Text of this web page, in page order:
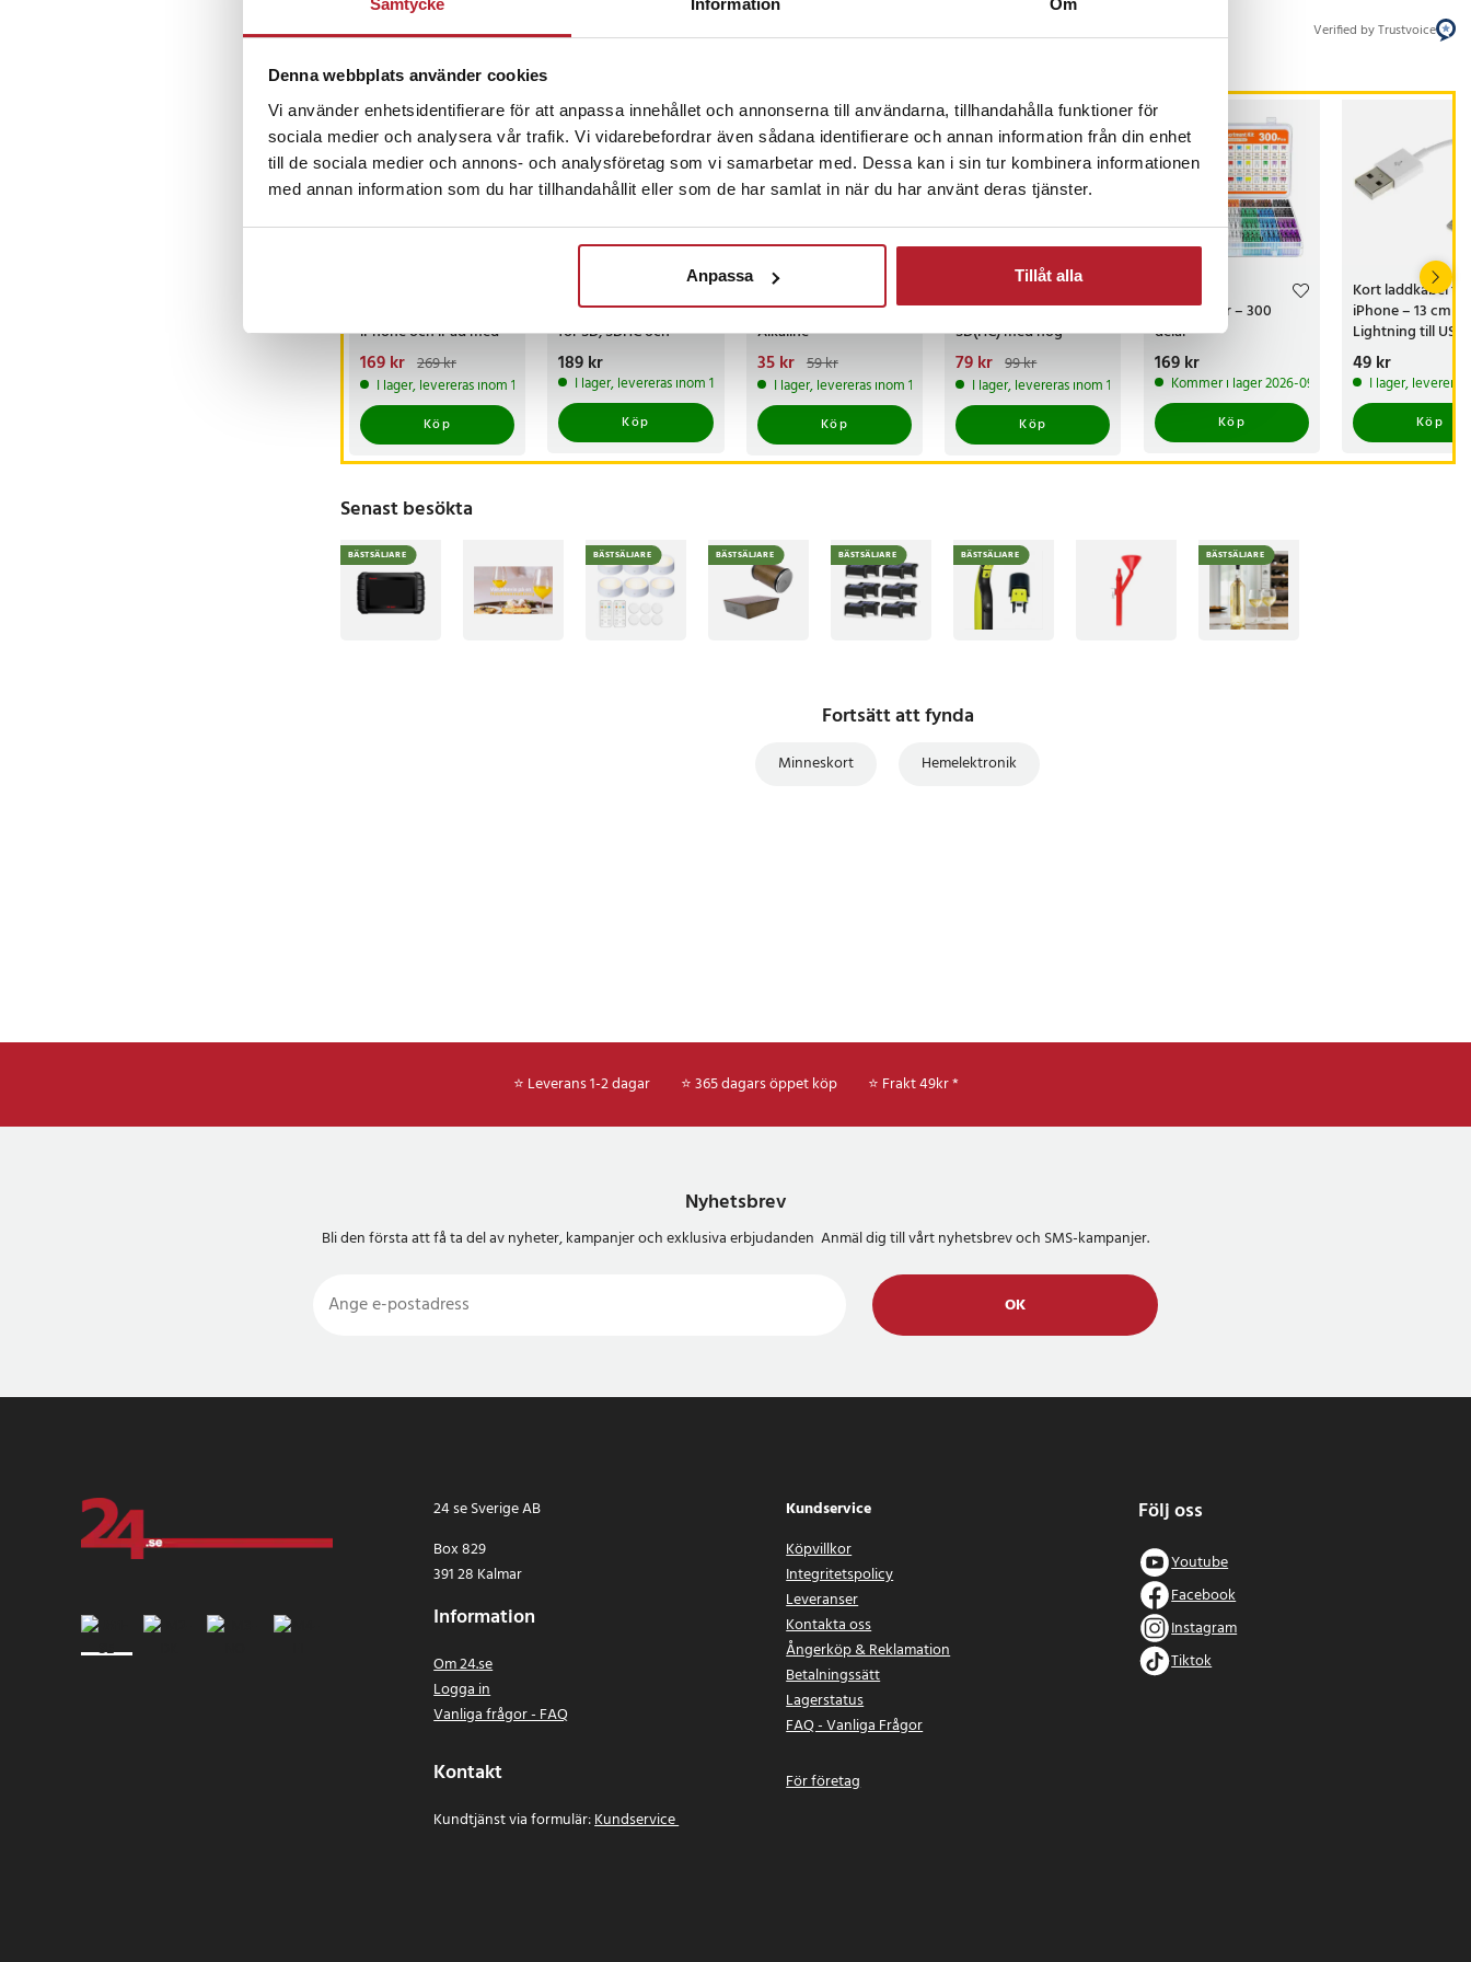
Samtycke Information Om
Denna webbplats använder cookies
Vi använder enhetsidentifierare för att anpassa innehållet och annonserna till användarna, tillhandahålla funktioner för
sociala medier och analysera vår trafik. Vi vidarebefordrar även sådana identifierare och annan information från din enhet
till de sociala medier och annons- och analysföretag som vi samarbetar med. Dessa kan i sin tur kombinera informationen
med annan information som du har tillhandahållit eller som de har samlat in när du har använt deras tjänster.
Anpassa Tillåt alla
Artikelnummer:
Verified by Trustvoice
Andra köpte också
BÄSTSÄLJARE
iPhone och iPad med
lightning-kontakt
Nuvarande pris
169 krTidigare pris:
269 kr
169 kr 269 kr
I lager, levereras inom 1-2 vardagar
Köp
BÄSTSÄLJARE
med USB-Typ C –
för SD, SDHC och
SDXC-kort
Pris :189 kr
189 kr
I lager, levereras inom 1-2 vardagar
Köp
-41 %
BÄSTSÄLJARE
4-pack Philips AA-
Batteri Power
Alkaline
Nuvarande pris
35 krTidigare pris:59 kr
35 kr 59 kr
I lager, levereras inom 1-2 vardagar
Köp
-20%
BÄSTSÄLJARE
för Micro-SD och
SD(HC) med hög
dataöverföringshastig
het
Nuvarande pris
79 krTidigare pris:99 kr
79 kr 99 kr
I lager, levereras inom 1-2 vardagar
Köp
bilsäkringar – 300
delar
Pris:169 kr
169 kr
Kommer i lager 2026-09-25
Köp
Kort laddkabel till
iPhone – 13 cm
Lightning till USB
Pris:49 kr
49 kr
I lager,
Köp
Senast besökta
BÄSTSÄLJARE BÄSTSÄLJARE BÄSTSÄLJARE BÄSTSÄLJARE BÄSTSÄLJARE BÄSTSÄLJARE
Fortsätt att fynda
Minneskort Hemelektronik
⭐ Leverans 1-2 dagar ⭐ 365 dagars öppet köp ⭐ Frakt 49kr *
Nyhetsbrev
Bli den första att få ta del av nyheter, kampanjer och exklusiva erbjudanden Anmäl dig till vårt nyhetsbrev och SMS-kampanjer.
OK
24 se Sverige AB
Box 829
391 28 Kalmar
Information
Om 24.se
Logga in
Vanliga frågor - FAQ
Kontakt
Kundtjänst via formulär:Kundservice
Kundservice
Köpvillkor
Integritetspolicy
Leveranser
Kontakta oss
Ångerköp & Reklamation
Betalningssätt
Lagerstatus
FAQ - Vanliga Frågor
För företag
Följ oss
Youtube
Facebook
Instagram
Tiktok